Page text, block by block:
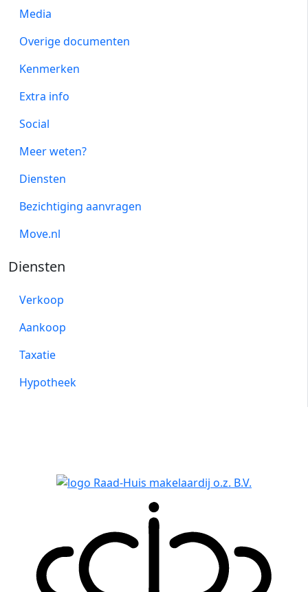
Media
Overige documenten
Kenmerken
Extra info
Social
Meer weten?
Diensten
Bezichtiging aanvragen
Move.nl
Diensten
Verkoop
Aankoop
Taxatie
Hypotheek